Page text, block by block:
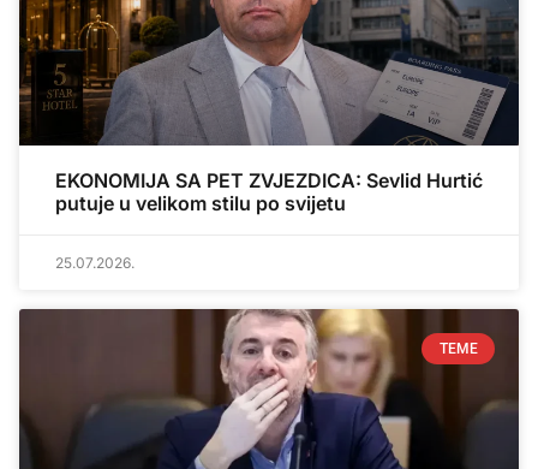
EKONOMIJA SA PET ZVJEZDICA: Sevlid Hurtić
putuje u velikom stilu po svijetu
25.07.2026.
TEME